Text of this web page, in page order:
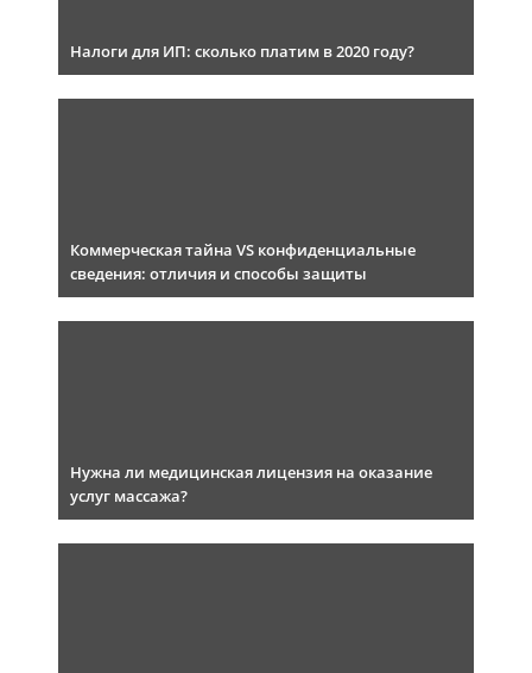
Налоги для ИП: сколько платим в 2020 году?
Коммерческая тайна VS конфиденциальные
сведения: отличия и способы защиты
Нужна ли медицинская лицензия на оказание
услуг массажа?